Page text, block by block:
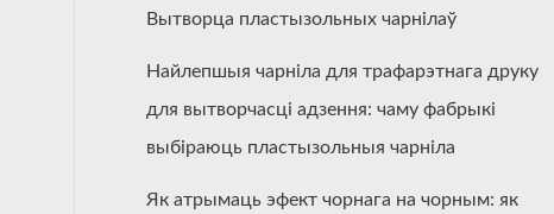
Вытворца пластызольных чарнілаў
Найлепшыя чарніла для трафарэтнага друку
для вытворчасці адзення: чаму фабрыкі
выбіраюць пластызольныя чарніла
Як атрымаць эфект чорнага на чорным: як